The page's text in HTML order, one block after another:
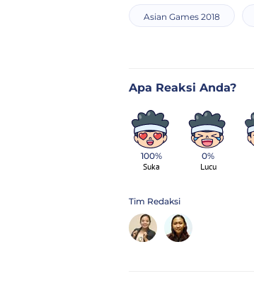
Asian Games 2018
100%
Suka
0%
Lucu
Tim Redaksi